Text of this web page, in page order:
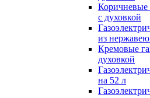
Коричневые
с духовкой
из
Кремовые
духовкой
на 52 л